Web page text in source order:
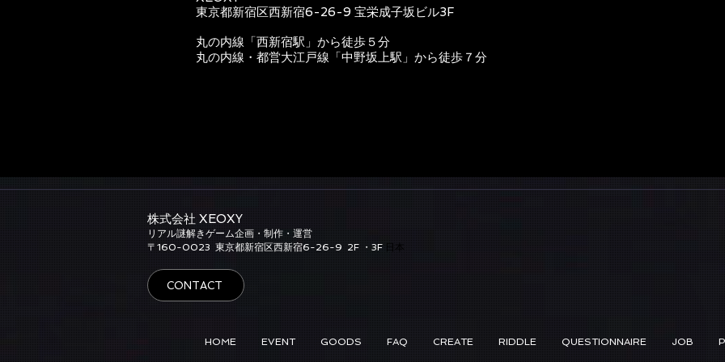
東京都新宿区西新宿6-26-9 宝栄成子坂ビル3F
丸の内線「西新宿駅」から徒歩５分
丸の内線・都営大江戸線「中野坂上駅」から徒歩７分
株式会社 XEOXY​
リアル謎解きゲーム企画・制作・運営
​〒160-0023 東京都新宿区西新宿6-26-9 2F ・3F 日本
CONTACT
HOME EVENT GOODS FAQ CREATE RIDDLE QUESTIONNAIRE JOB